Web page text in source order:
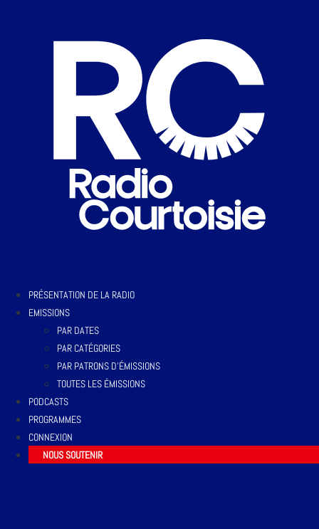
PRÉSENTATION DE LA RADIO
EMISSIONS
PAR DATES
PAR CATÉGORIES
PAR PATRONS D’ÉMISSIONS
TOUTES LES ÉMISSIONS
PODCASTS
PROGRAMMES
CONNEXION
NOUS SOUTENIR